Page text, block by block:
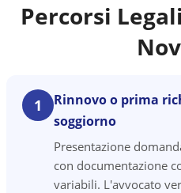
Percorsi
1
Rinnovo o prima
soggiorno
Presentazione
con documentazione
variabili. L'avvocato